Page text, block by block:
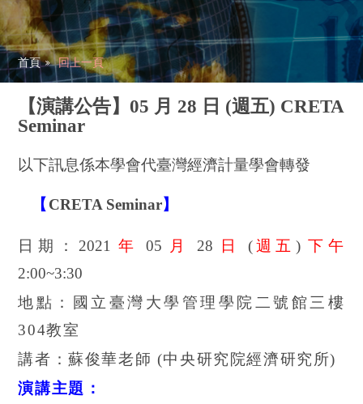
首頁 回上一頁
【演講公告】05 月 28 日 (週五) CRETA
Seminar
以下訊息係本學會代臺灣經濟計量學會轉發
【 CRETA Seminar】
日期： 2021 年 05 月 28 日 (週五)下午
2:00~3:30
地點：國立臺灣大學管理學院二號館三樓
304教室
講者：蘇俊華老師 (中央研究院經濟研究所)
演講主題：